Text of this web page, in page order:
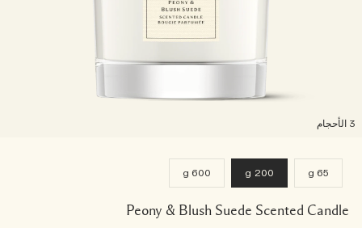
65 g
200 g
600 g
Peony & Blush Suede Scented Candle